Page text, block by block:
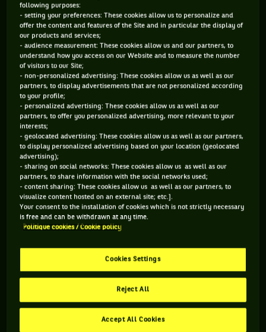
là !
Il y a, comme ça, des matchs dans une saison qui sont, qu'on
le veuille ou non, des moments forts dont il faut tirer des
enseignements. Depuis le début de la saison il y en a déjà eu
quelques uns, notamment à l'Open d'Australie, avec le
Nadal-Federer et le Wawrinka-Djokovic. Le premier a permis
de confirmer la domination ad vitam eternam de Nadal sur
Fed et le second a officiellement propulsé Stanislas
Wawrinka dans la sphère des très grands.
Vendredi, la demi-finale du tournoi de Dubaï entre Roger
Federer et Novak Djokovic était justement un de ces matchs
dont on se souviendra cette saison.
Avant de dire quoi que ce soit, je sais qu'il y a des fans de l'un
avec moi lorsque je m'exprimerai sur l'autre et vice et versa.
Donc je vous le demande : ne vous vexez pas, ne vous
offusquez pas, ne vous mettez pas en colère. Ça c'est fait.
following purposes:
- setting your preferences: These cookies allow us to personalize and
offer the content and features of the Site and in particular the display of
our products and services;
- audience measurement: These cookies allow us and our partners, to
understand how you access on our Website and to measure the number
of visitors to our Site;
- non-personalized advertising: These cookies allow us as well as our
partners, to display advertisements that are not personalized according
to your profile;
- personalized advertising: These cookies allow us as well as our
partners, to offer you personalized advertising, more relevant to your
interests;
- geolocated advertising: These cookies allow us as well as our partners,
to display personalized advertising based on your location (geolocated
advertising);
- sharing on social networks: These cookies allow us as well as our
partners, to share information with the social networks used;
- content sharing: These cookies allow us as well as our partners, to
visualize content hosted on an external site; etc.].
Your consent to the installation of cookies which is not strictly necessary
is free and can be withdrawn at any time.
Politique cookies / Cookie policy
Cookies Settings
Reject All
Accept All Cookies